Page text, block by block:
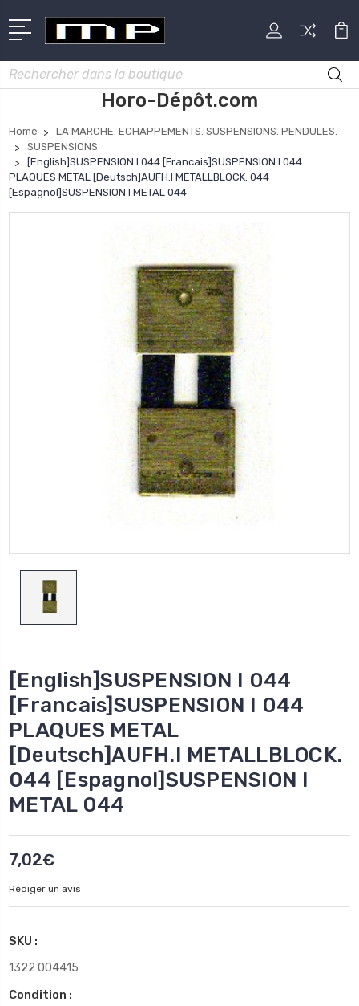
Rechercher
Horo-Dépôt.com
Home
LA MARCHE. ECHAPPEMENTS. SUSPENSIONS. PENDULES.
SUSPENSIONS
[English]SUSPENSION I 044 [Francais]SUSPENSION I 044
PLAQUES METAL [Deutsch]AUFH.I METALLBLOCK. 044
[Espagnol]SUSPENSION I METAL 044
[English]SUSPENSION I 044
[Francais]SUSPENSION I 044
PLAQUES METAL
[Deutsch]AUFH.I METALLBLOCK.
044 [Espagnol]SUSPENSION I
METAL 044
7,02€
Rédiger un avis
SKU :
1322 004415
Condition :